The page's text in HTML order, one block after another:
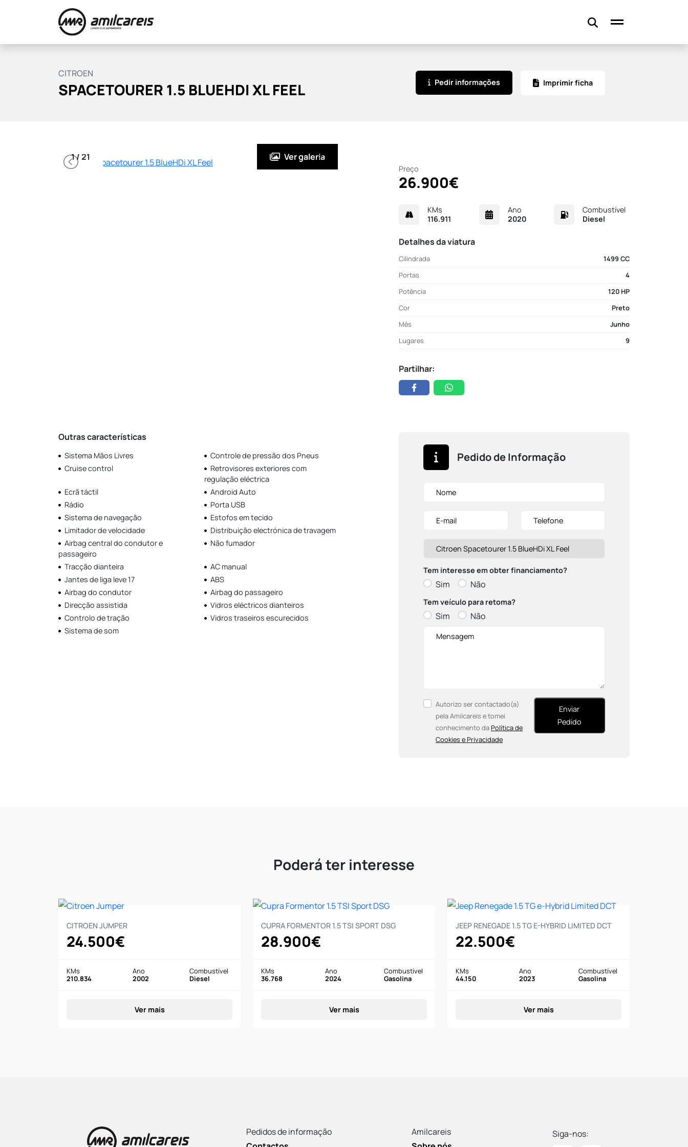
Serviços
Contactos
CITROEN
SPACETOURER 1.5 BLUEHDI XL FEEL Pedir informações Imprimir ficha
Ver galeria
Preço
26.900€
KMs
116.911
Ano
2020
Combustível
Diesel
Detalhes da viatura
Cilindrada
1499 CC
Portas
4
Potência
120 HP
Cor
Preto
Mês
Junho
Lugares
9
Partilhar:
Outras características
Sistema Mãos Livres
Controle de pressão dos Pneus
Cruise control
Retrovisores exteriores com
regulação eléctrica
Ecrã táctil
Android Auto
Rádio
Porta USB
Sistema de navegação
Estofos em tecido
Limitador de velocidade
Distribuição electrónica de travagem
Airbag central do condutor e
passageiro
Não fumador
Tracção dianteira
AC manual
Jantes de liga leve 17
ABS
Airbag do condutor
Airbag do passageiro
Direcção assistida
Vidros eléctricos dianteiros
Controlo de tração
Vidros traseiros escurecidos
Sistema de som
Pedido de Informação
Tem interesse em obter financiamento?
Sim Não
Tem veículo para retoma?
Sim Não
Autorizo ser contactado(a)
pela Amilcareis e tomei
conhecimento daPolítica de
Cookies e Privacidade
Enviar
Pedido
Poderá ter interesse
CITROEN JUMPER
24.500€
KMs
210.834
Ano
2002
Combustível
Diesel
Ver mais
CUPRA FORMENTOR 1.5 TSI SPORT DSG
28.900€
KMs
36.768
Ano
2024
Combustível
Gasolina
Ver mais
JEEP RENEGADE 1.5 TG E-HYBRID LIMITED DCT
22.500€
KMs
44.150
Ano
2023
Combustível
Gasolina
Ver mais
Pedidos de informação
Amilcareis
Siga-nos: